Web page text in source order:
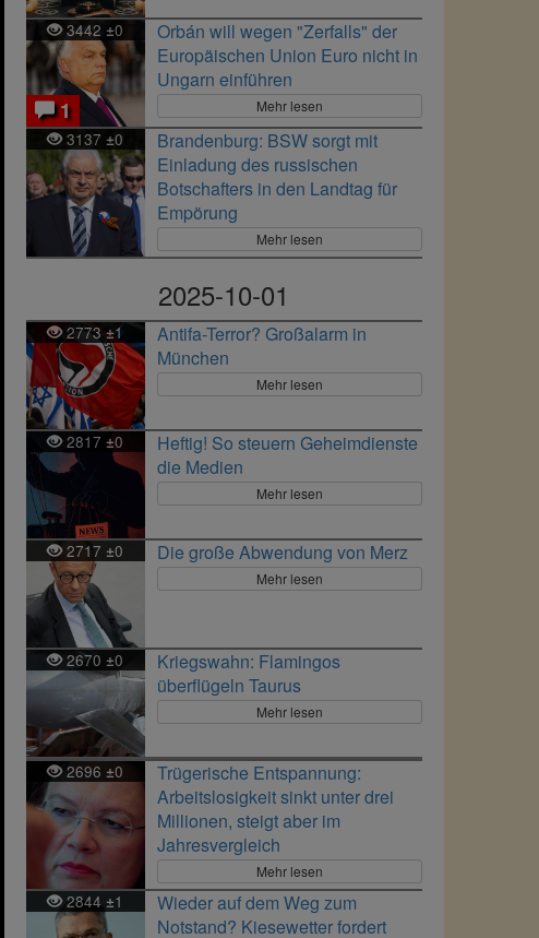
3442 ±0
1
Orbán will wegen "Zerfalls" der
Europäischen Union Euro nicht in
Ungarn einführen
Mehr lesen
3137 ±0
Brandenburg: BSW sorgt mit
Einladung des russischen
Botschafters in den Landtag für
Empörung
Mehr lesen
2025-10-01
2773±1
Antifa-Terror? Großalarm in
München
Mehr lesen
2817±0
Heftig! So steuern Geheimdienste
die Medien
Mehr lesen
2717 ±0 Die große Abwendung von Merz
Mehr lesen
2670 ±0
Kriegswahn: Flamingos
überflügeln Taurus
Mehr lesen
2696 ±0
Trügerische Entspannung:
Arbeitslosigkeit sinkt unter drei
Millionen, steigt aber im
Jahresvergleich
Mehr lesen
2844 ±1
Wieder auf dem Weg zum
Notstand? Kiesewetter fordert